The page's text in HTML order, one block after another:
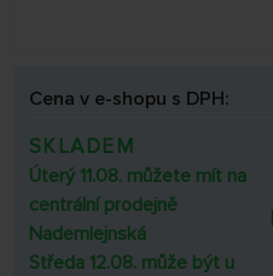
Cena v e-shopu s DPH:
SKLADEM
Úterý 11.08. můžete mít na
centrální prodejně
Nademlejnská
Středa 12.08. může být u